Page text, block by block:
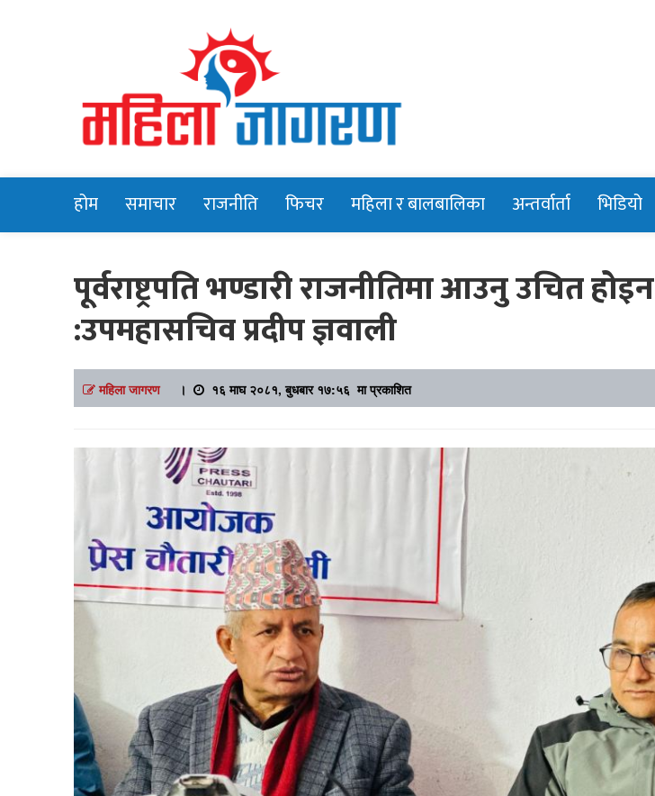
Mahilajagaran
होम समाचार राजनीति फिचर महिला र बालबालिका अन्तर्वार्ता भिडियो
पूर्वराष्ट्रपति भण्डारी राजनीतिमा आउनु उचित होइन
:उपमहासचिव प्रदीप ज्ञवाली
महिला जागरण। १६ माघ २०८१, बुधबार १७:५६ मा प्रकाशित